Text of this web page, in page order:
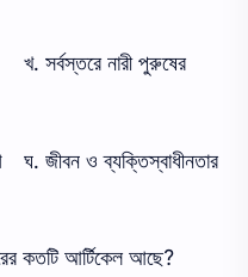
খ. সর্বস্তরে নারী পুরুষের
ঘ. জীবন ও ব্যক্তিস্বাধীনতার
কতটি আর্টিকেল আছে?